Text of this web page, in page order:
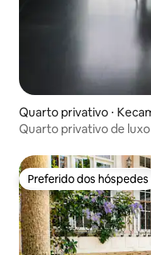
Quarto privativo ⋅
Quarto privativo de
Preferido dos hóspedes
Preferido dos hóspedes